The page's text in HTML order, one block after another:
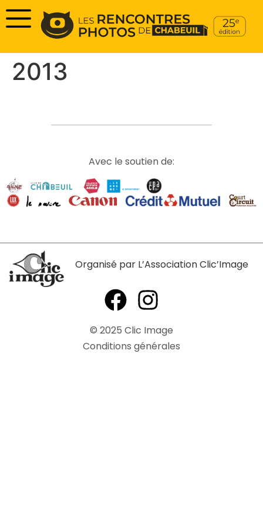
2013
Avec le soutien de:
Organisé par L’Association Clic’Image
© 2025 Clic Image
Conditions générales